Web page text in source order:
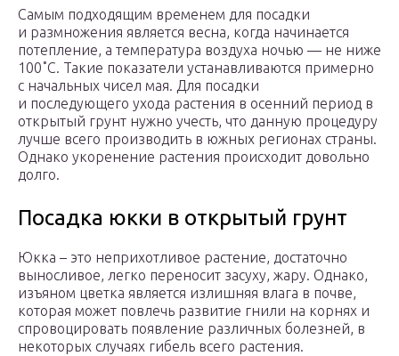
Самым подходящим временем для посадки
и размножения является весна, когда начинается
потепление, а температура воздуха ночью — не ниже
100˚С. Такие показатели устанавливаются примерно
с начальных чисел мая. Для посадки
и последующего ухода растения в осенний период в
открытый грунт нужно учесть, что данную процедуру
лучше всего производить в южных регионах страны.
Однако укоренение растения происходит довольно
долго.
Посадка юкки в открытый грунт
Юкка – это неприхотливое растение, достаточно
выносливое, легко переносит засуху, жару. Однако,
изъяном цветка является излишняя влага в почве,
которая может повлечь развитие гнили на корнях и
спровоцировать появление различных болезней, в
некоторых случаях гибель всего растения.